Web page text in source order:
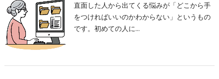
直面した人から出てくる悩みが「どこから手
をつければいいのかわからない」というもの
です。初めての人に…